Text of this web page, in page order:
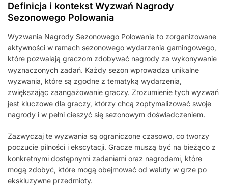
Definicja i kontekst Wyzwań Nagrody
Sezonowego Polowania
Wyzwania Nagrody Sezonowego Polowania to zorganizowane
aktywności w ramach sezonowego wydarzenia gamingowego,
które pozwalają graczom zdobywać nagrody za wykonywanie
wyznaczonych zadań. Każdy sezon wprowadza unikalne
wyzwania, które są zgodne z tematyką wydarzenia,
zwiększając zaangażowanie graczy. Zrozumienie tych wyzwań
jest kluczowe dla graczy, którzy chcą zoptymalizować swoje
nagrody i w pełni cieszyć się sezonowym doświadczeniem.
Zazwyczaj te wyzwania są ograniczone czasowo, co tworzy
poczucie pilności i ekscytacji. Gracze muszą być na bieżąco z
konkretnymi dostępnymi zadaniami oraz nagrodami, które
mogą zdobyć, które mogą obejmować od waluty w grze po
ekskluzywne przedmioty.